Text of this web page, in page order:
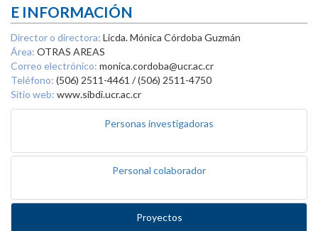
E INFORMACIÓN
Director o directora: Licda. Mónica Córdoba Guzmán
Área: OTRAS AREAS
Correo electrónico: monica.cordoba@ucr.ac.cr
Teléfono: (506) 2511-4461 / (506) 2511-4750
Sitio web: www.sibdi.ucr.ac.cr
Personas investigadoras
Personal colaborador
Proyectos